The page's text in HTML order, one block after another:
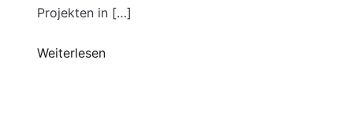
Projekten in […]
Weiterlesen